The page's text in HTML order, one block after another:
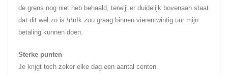
de grens nog niet heb behaald, terwijl er duidelijk bovenaan staat
dat dit wel zo is.\r\nIk zou graag binnen vierentwintig uur mijn
betaling kunnen doen.
Sterke punten
Je krijgt toch zeker elke dag een aantal centen